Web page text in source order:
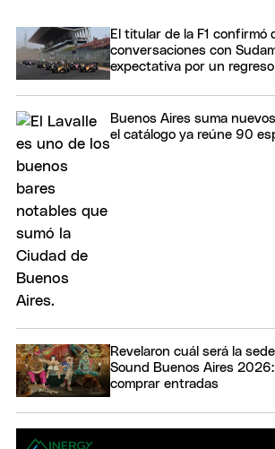
El titular de la F1 confirmó
conversaciones con
expectativa por un
Buenos Aires suma
el catálogo ya reúne 90
Revelaron cuál será la
Sound Buenos Aires
comprar entradas